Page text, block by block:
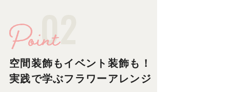
02
空間装飾もイベント装飾も！
実践で学ぶフラワーアレンジ